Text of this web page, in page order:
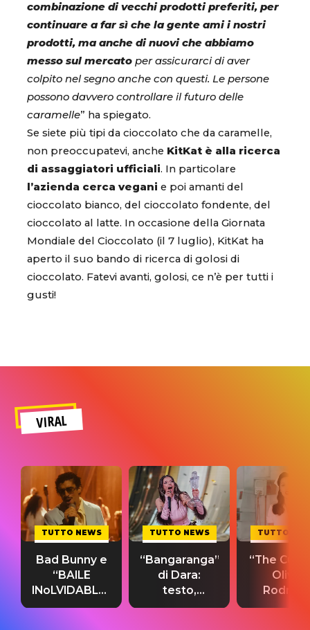
combinazione di vecchi prodotti preferiti, per
continuare a far sì che la gente ami i nostri
prodotti, ma anche di nuovi che abbiamo
messo sul mercato per assicurarci di aver
colpito nel segno anche con questi. Le persone
possono davvero controllare il futuro delle
caramelle” ha spiegato.
Se siete più tipi da cioccolato che da caramelle,
non preoccupatevi, anche KitKat è alla ricerca
di assaggiatori ufficiali. In particolare
l’azienda cerca vegani e poi amanti del
cioccolato bianco, del cioccolato fondente, del
cioccolato al latte. In occasione della Giornata
Mondiale del Cioccolato (il 7 luglio), KitKat ha
aperto il suo bando di ricerca di golosi di
cioccolato. Fatevi avanti, golosi, ce n’è per tutti i
gusti!
VIRAL
TUTTO NEWS
Bad Bunny e
“BAILE
INoLVIDABLE”:
testo,
TUTTO NEWS
“Bangaranga”
di Dara:
testo,
traduzione e
TUTTO
“The
Olivia
testo,